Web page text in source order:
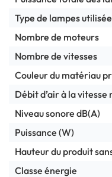
Type de lampes
Nombre de moteurs
Nombre de vitesses
Couleur du matériau
Débit d’air à la
Niveau sonore dB(A)
Puissance (W)
Hauteur du produit
Classe énergie